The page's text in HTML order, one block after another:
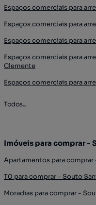
Espaços comerciais para
Espaços comerciais para
Espaços comerciais para
Espaços comerciais para
Clemente
Espaços comerciais para
Todos...
Imóveis para comprar -
Apartamentos para comprar
T0 para comprar - Souto
Moradias para comprar -